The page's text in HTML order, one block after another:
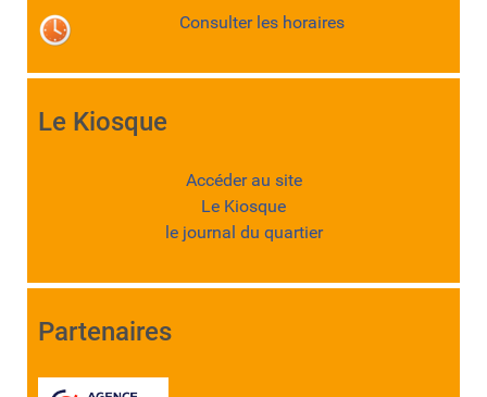
Consulter les horaires
Le Kiosque
Accéder au site
Le Kiosque
le journal du quartier
Partenaires